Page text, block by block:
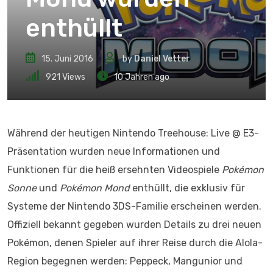
enthüllt
15. Juni 2016 by Daniel Vetter
921 Views 10 Jahren ago
Während der heutigen Nintendo Treehouse: Live @ E3-
Präsentation wurden neue Informationen und
Funktionen für die heiß ersehnten Videospiele Pokémon
Sonneund Pokémon Mondenthüllt, die exklusiv für
Systeme der Nintendo 3DS-Familie erscheinen werden.
Offiziell bekannt gegeben wurden Details zu drei neuen
Pokémon, denen Spieler auf ihrer Reise durch die Alola-
Region begegnen werden: Peppeck, Mangunior und